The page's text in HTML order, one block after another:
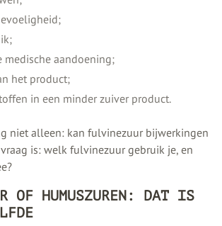
medische aandoening;
het product;
in een minder zuiver product.
niet alleen: kan fulvinezuur bijwerkingen
is: welk fulvinezuur gebruik je, en
OF HUMUSZUREN: DAT IS